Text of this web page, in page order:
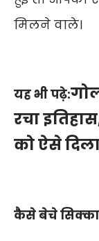
मिलने वाले।
यह भी पढ़े:
रचा
को ऐसे
कैसे बेचे सिक्का